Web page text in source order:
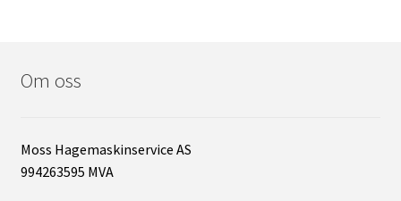
Om oss
Moss Hagemaskinservice AS
994263595 MVA